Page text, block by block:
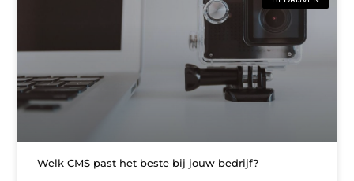
Welk CMS past het beste bij jouw bedrijf?